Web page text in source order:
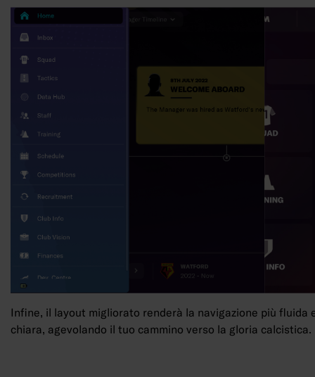
Infine, il layout migliorato renderà la navigazione più fluida
chiara, agevolando il tuo cammino verso la gloria calcistica.